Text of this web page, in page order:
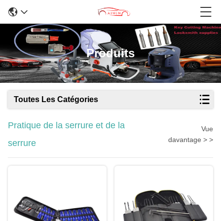
Produits
Toutes Les Catégories
Pratique de la serrure et de la
serrure
Vue
davantage > >